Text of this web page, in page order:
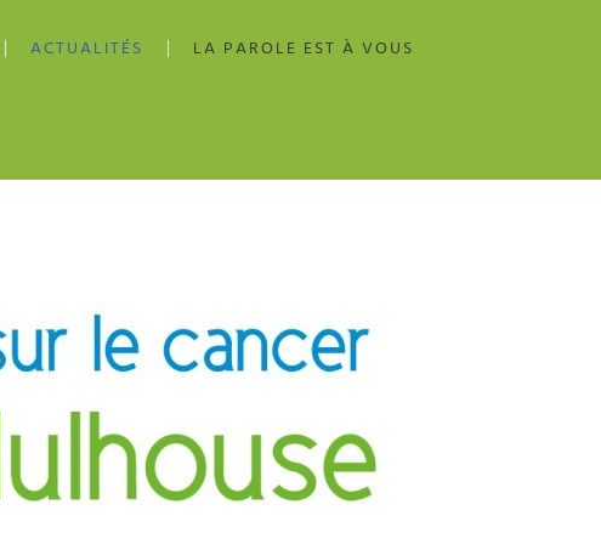
ACTUALITÉS LA PAROLE EST À VOUS